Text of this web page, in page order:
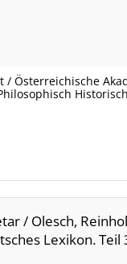
/ Österreichische